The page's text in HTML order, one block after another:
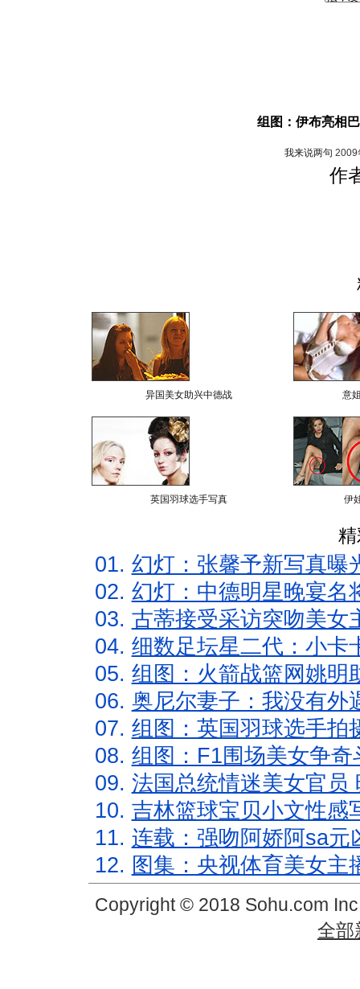
组图：伊布亮相
我来说两句 2009
作
异国美女助兴中德战 意
英国羽球选手写真 伊
01. 幻灯：张馨予新写真曝
02. 幻灯：中德明星晚宴名
03. 古蒂接受采访突吻美女
04. 细数足坛星二代：小卡
05. 组图：火箭战篮网姚明
06. 奥尼尔妻子：我没有外
07. 组图：英国羽球选手拍
08. 组图：F1围场美女争
09. 法国总统情迷美女官员
10. 吉林篮球宝贝小文性感
11. 连载：强吻阿娇阿sa元
12. 图集：央视体育美女主
Copyright © 2018 Sohu.com
全部